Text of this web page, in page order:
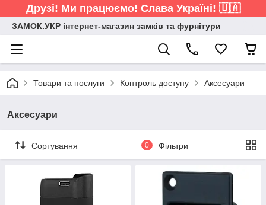
Друзі! Ми працюємо! Слава Україні! 🇺🇦
ЗАМОК.УКР інтернет-магазин замків та фурнітури
Товари та послуги Контроль доступу Аксесуари
Аксесуари
Сортування 0 Фільтри